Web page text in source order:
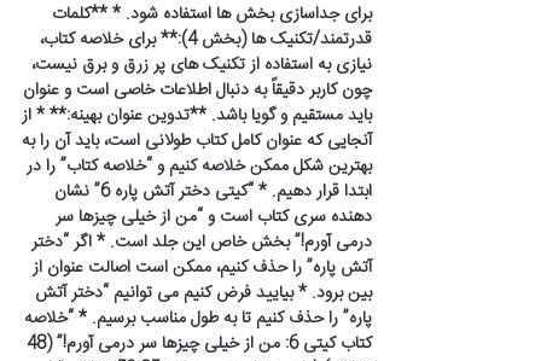
برای جداسازی بخش ها استفاده شود. * **کلمات
قدرتمند/تکنیک ها (بخش 4):** برای خلاصه کتاب،
نیازی به استفاده از تکنیک های پر زرق و برق نیست،
چون کاربر دقیقاً به دنبال اطلاعات خاصی است و عنوان
باید مستقیم و گویا باشد. **تدوین عنوان بهینه:** * از
آنجایی که عنوان کامل کتاب طولانی است، باید آن را به
بهترین شکل ممکن خلاصه کنیم و “خلاصه کتاب” را در
ابتدا قرار دهیم. * “کیتی دختر آتش پاره 6” نشان
دهنده سری کتاب است و “من از خیلی چیزها سر
درمی آورم!” بخش خاص این جلد است. * اگر “دختر
آتش پاره” را حذف کنیم، ممکن است اصالت عنوان از
بین برود. * بیایید فرض کنیم می توانیم “دختر آتش
پاره” را حذف کنیم تا به طول مناسب برسیم. * “خلاصه
کتاب کیتی 6: من از خیلی چیزها سر درمی آورم!” (48